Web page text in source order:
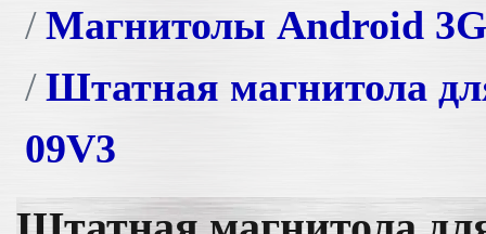
Магнитолы Android
Штатная магнитола
09V3